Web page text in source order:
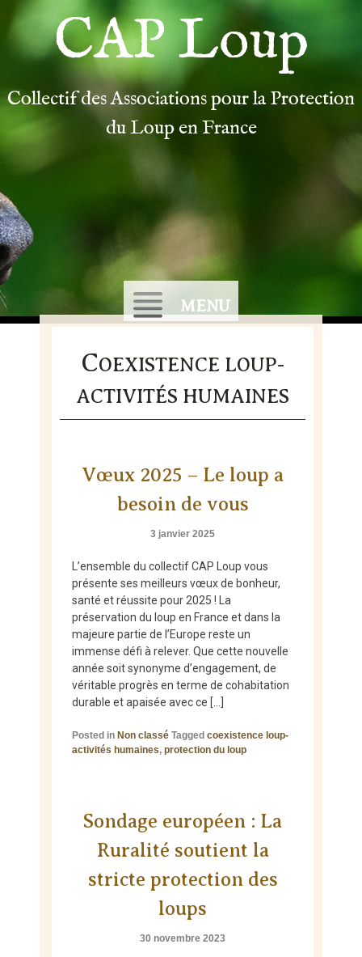
CAP Loup
Collectif des Associations pour la Protection
du Loup en France
MENU
Skip
to
content
COEXISTENCE LOUP-
ACTIVITÉS HUMAINES
Vœux 2025 – Le loup a
besoin de vous
3 janvier 2025
L’ensemble du collectif CAP Loup vous
présente ses meilleurs vœux de bonheur,
santé et réussite pour 2025 ! La
préservation du loup en France et dans la
majeure partie de l’Europe reste un
immense défi à relever. Que cette nouvelle
année soit synonyme d’engagement, de
véritable progrès en terme de cohabitation
durable et apaisée avec ce […]
Posted in Non classé Tagged coexistence loup-
activités humaines, protection du loup
Sondage européen : La
Ruralité soutient la
stricte protection des
loups
30 novembre 2023